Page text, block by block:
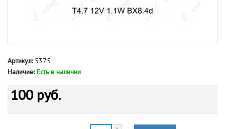
Артикул:5375
Наличие: Есть в наличии
100 руб.